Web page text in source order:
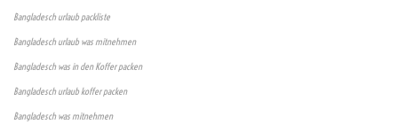
Bangladesch urlaub packliste
Bangladesch urlaub was mitnehmen
Bangladesch was in den Koffer packen
Bangladesch urlaub koffer packen
Bangladesch was mitnehmen